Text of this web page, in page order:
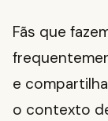
Fãs que
e
o contexto